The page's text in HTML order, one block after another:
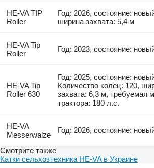
HE-VA TIP
Roller
Год: 2026, состояние:
ширина захвата: 5,4 м
HE-VA Tip
Roller
Год: 2023, состояние:
HE-VA Tip
Roller 630
Год: 2025, состояние:
Количество колец: 120,
захвата: 6,3 м, требуемая
трактора: 180 л.с.
HE-VA
Messerwalze
Год: 2026, состояние:
Смотрите также
Катки сельхозтехника HE-VA в Украине